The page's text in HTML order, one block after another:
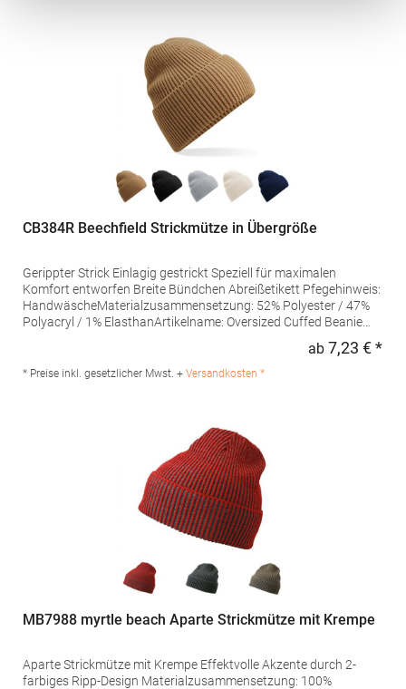
CB384R Beechfield Strickmütze in Übergröße
Gerippter Strick Einlagig gestrickt Speziell für maximalen
Komfort entworfen Breite Bündchen Abreißetikett Pfegehinweis:
HandwäscheMaterialzusammensetzung: 52% Polyester / 47%
Polyacryl / 1% ElasthanArtikelname: Oversized Cuffed Beanie
Beechfield Brands Europe B.V. Posthoornstraat 17 3011WD
Rotterdam Niederlande E-Mail: marketing@beechfield.com
ab 7,23 € *
* Preise inkl. gesetzlicher Mwst. + Versandkosten *
MB7988 myrtle beach Aparte Strickmütze mit Krempe
Aparte Strickmütze mit Krempe Effektvolle Akzente durch 2-
farbiges Ripp-Design Materialzusammensetzung: 100%